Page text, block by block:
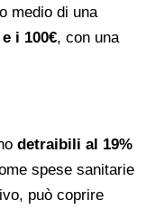
medio di una
i 100€, con una
detraibili al 19%
spese sanitarie
può coprire